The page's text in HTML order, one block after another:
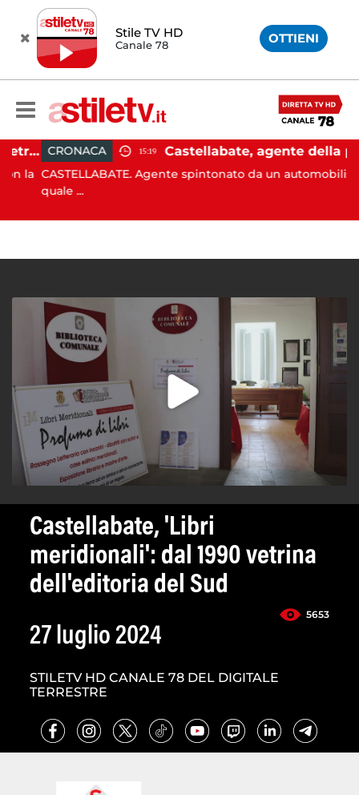
Stile TV HD
Canale 78 OTTIENI
Castellabate, barca di 12 metri resta incastrata sugli scogli: salvate 9 persone
la
CRONACA 15:19
CASTELLABATE. Agente spintonato da un automobilista al
quale ...
Castellabate, 'Libri
meridionali': dal 1990 vetrina
dell'editoria del Sud
5653
27 luglio 2024
STILETV HD CANALE 78 DEL DIGITALE
TERRESTRE